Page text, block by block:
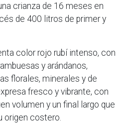
crianza de 16 meses en
de 400 litros de primer y
color rojo rubí intenso, con
y arándanos,
florales, minerales y de
fresco y vibrante, con
volumen y un final largo que
origen costero.